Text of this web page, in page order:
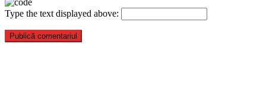
Type the text displayed above: